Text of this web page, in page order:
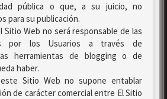
pública o que, a su juicio, no
para su publicación.
Sitio Web no será responsable de las
por los Usuarios a través de
herramientas de blogging o de
haber.
Sitio Web no supone entablar
de carácter comercial entre El Sitio